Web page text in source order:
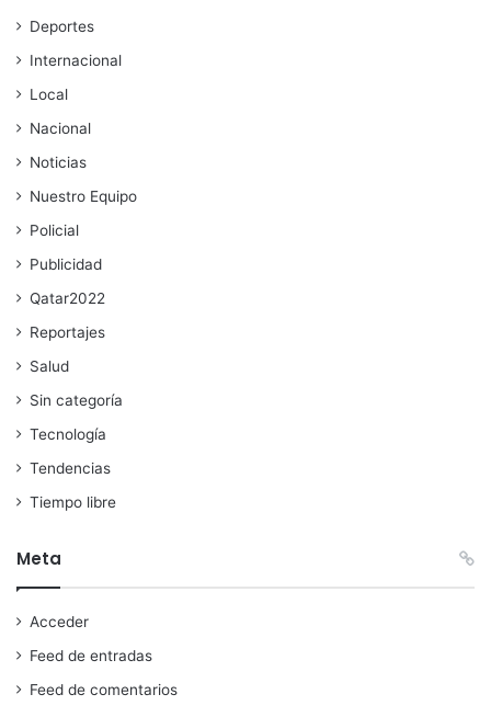
Deportes
Internacional
Local
Nacional
Noticias
Nuestro Equipo
Policial
Publicidad
Qatar2022
Reportajes
Salud
Sin categoría
Tecnología
Tendencias
Tiempo libre
Meta
Acceder
Feed de entradas
Feed de comentarios